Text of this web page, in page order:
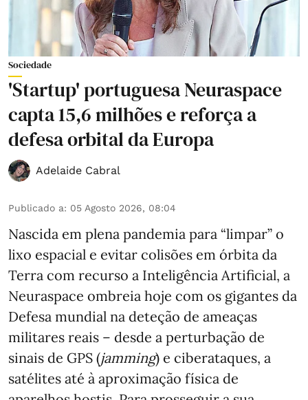
Sociedade
'Startup' portuguesa Neuraspace
capta 15,6 milhões e reforça a
defesa orbital da Europa
Adelaide Cabral
Publicado a: 05 Agosto 2026, 08:04
Nascida em plena pandemia para “limpar” o
lixo espacial e evitar colisões em órbita da
Terra com recurso a Inteligência Artificial, a
Neuraspace ombreia hoje com os gigantes da
Defesa mundial na deteção de ameaças
militares reais – desde a perturbação de
sinais de GPS (jamming) e ciberataques, a
satélites até à aproximação física de